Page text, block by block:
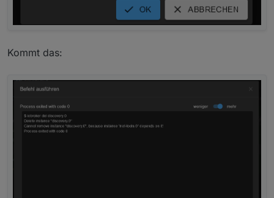
Kommt das: